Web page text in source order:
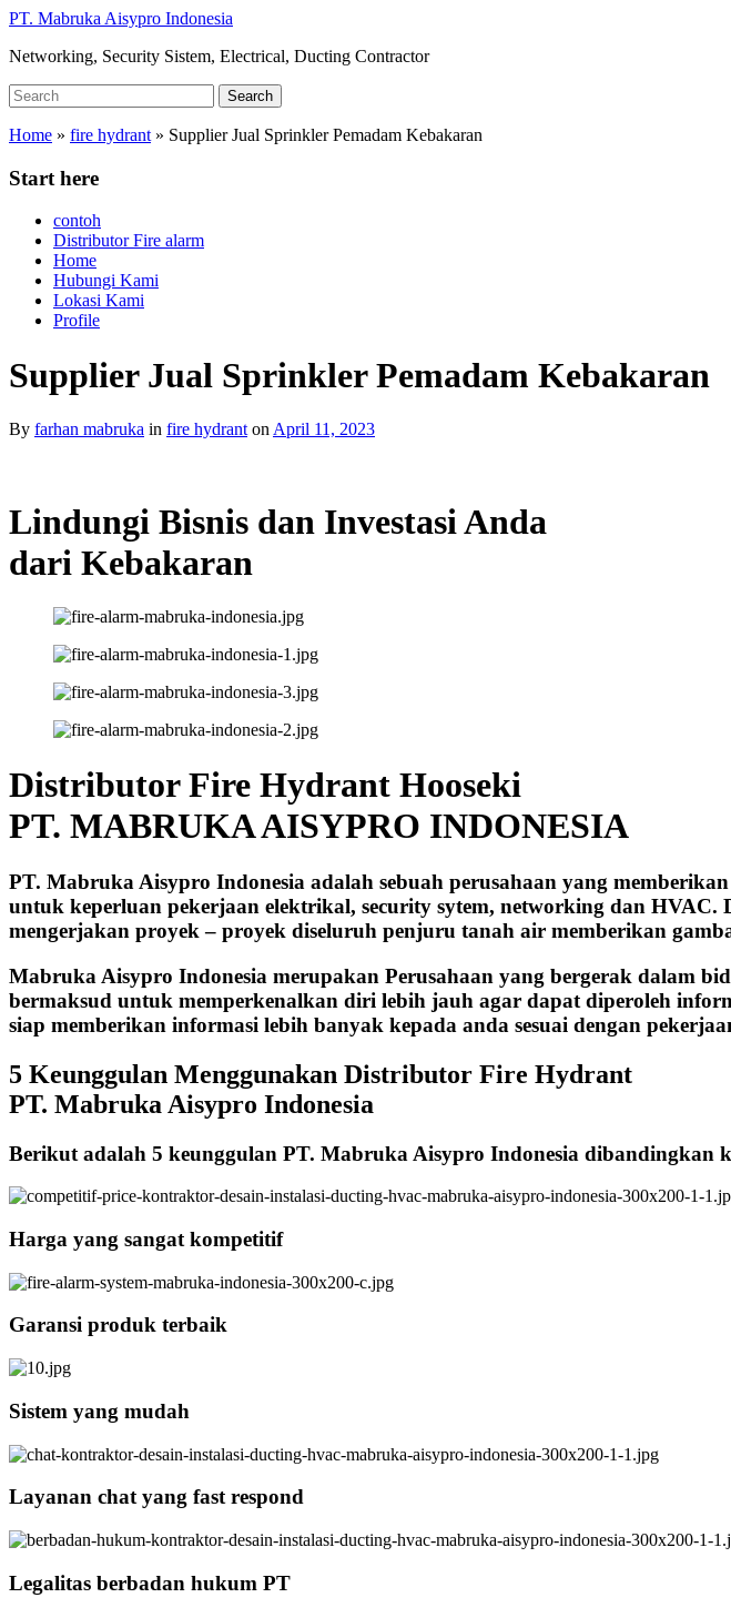
Skip
main
PT. Mabruka Aisypro Indonesia
Networking, Security Sistem, Electrical, Ducting Contractor
Search
for:
Search
Home » fire hydrant » Supplier Jual Sprinkler Pemadam Kebakaran
Start here
contoh
Distributor Fire alarm
Home
Hubungi Kami
Lokasi Kami
Profile
Supplier Jual Sprinkler Pemadam Kebakaran
By farhan mabruka in fire hydrant on April 11, 2023
Lindungi Bisnis dan Investasi Anda
dari Kebakaran
Distributor Fire Hydrant Hooseki
PT. MABRUKA AISYPRO INDONESIA
PT. Mabruka Aisypro Indonesia adalah sebuah perusahaan yang
untuk keperluan pekerjaan elektrikal, security sytem, networking dan
mengerjakan proyek – proyek diseluruh penjuru tanah air memberikan
Mabruka Aisypro Indonesia merupakan Perusahaan yang bergerak dalam
bermaksud untuk memperkenalkan diri lebih jauh agar dapat diperoleh
siap memberikan informasi lebih banyak kepada anda sesuai dengan
5 Keunggulan Menggunakan Distributor Fire Hydrant
PT. Mabruka Aisypro Indonesia
Berikut adalah 5 keunggulan PT. Mabruka Aisypro Indonesia dibandingkan
Harga yang sangat kompetitif
Garansi produk terbaik
Sistem yang mudah
Layanan chat yang fast respond
Legalitas berbadan hukum PT